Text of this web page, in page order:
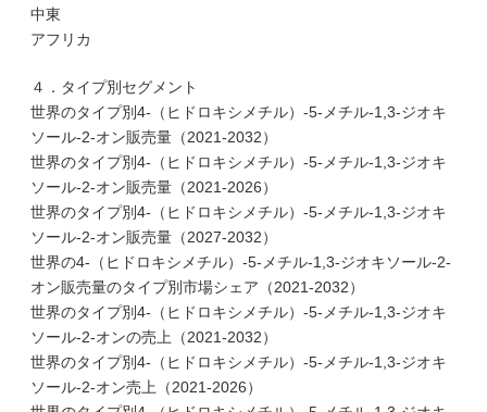
中東
アフリカ
４．タイプ別セグメント
世界のタイプ別4-（ヒドロキシメチル）-5-メチル-1,3-ジオキ
ソール-2-オン販売量（2021-2032）
世界のタイプ別4-（ヒドロキシメチル）-5-メチル-1,3-ジオキ
ソール-2-オン販売量（2021-2026）
世界のタイプ別4-（ヒドロキシメチル）-5-メチル-1,3-ジオキ
ソール-2-オン販売量（2027-2032）
世界の4-（ヒドロキシメチル）-5-メチル-1,3-ジオキソール-2-
オン販売量のタイプ別市場シェア（2021-2032）
世界のタイプ別4-（ヒドロキシメチル）-5-メチル-1,3-ジオキ
ソール-2-オンの売上（2021-2032）
世界のタイプ別4-（ヒドロキシメチル）-5-メチル-1,3-ジオキ
ソール-2-オン売上（2021-2026）